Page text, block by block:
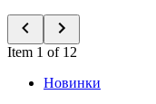
Item 1 of 12
Новинки